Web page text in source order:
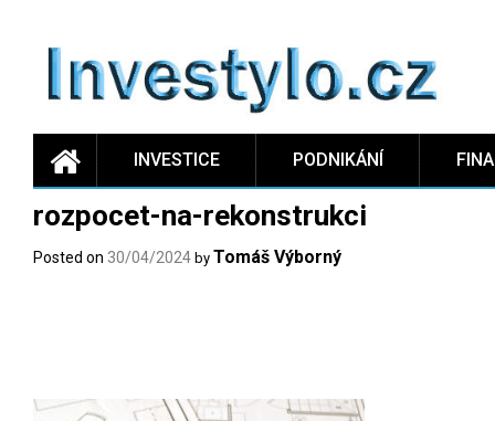
INVESTICE PODNIKÁNÍ
rozpocet-na-rekonstrukci
Posted on 30/04/2024 by Tomáš Výborný